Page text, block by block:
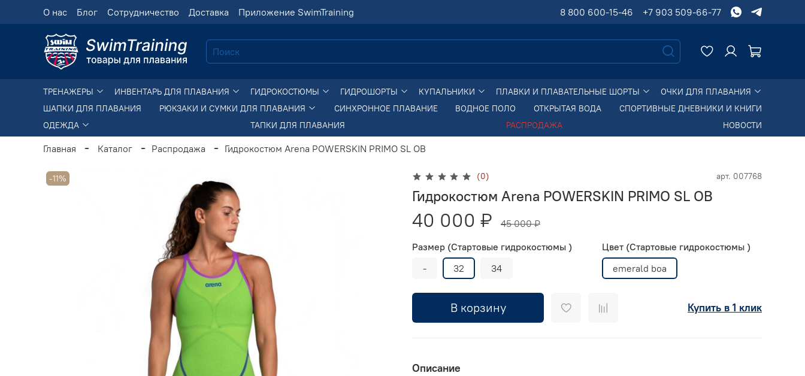
О нас Блог Сотрудничество Доставка Приложение SwimTraining 8 800 600-15-46 +7 903 509-66-77
ТРЕНАЖЕРЫ ИНВЕНТАРЬ ДЛЯ ПЛАВАНИЯ ГИДРОКОСТЮМЫ ГИДРОШОРТЫ КУПАЛЬНИКИ ПЛАВКИ И ПЛАВАТЕЛЬНЫЕ ШОРТЫ
ОЧКИ ДЛЯ ПЛАВАНИЯ
ШАПКИ ДЛЯ ПЛАВАНИЯ
РЮКЗАКИ И СУМКИ ДЛЯ ПЛАВАНИЯ СИНХРОННОЕ ПЛАВАНИЕ ВОДНОЕ ПОЛО ОТКРЫТАЯ ВОДА
СПОРТИВНЫЕ ДНЕВНИКИ И КНИГИ
ОДЕЖДА
ТАПКИ ДЛЯ ПЛАВАНИЯ РАСПРОДАЖА НОВОСТИ
Главная Каталог Распродажа Гидрокостюм Arena POWERSKIN PRIMO SL OB
-11% (0) арт. 007768
Гидрокостюм Arena POWERSKIN PRIMO SL OB
40 000 ₽
45 000 ₽
Размер (Стартовые гидрокостюмы )
-
32 34
Цвет (Стартовые гидрокостюмы )
emerald boa
В корзину Купить в 1 клик
Описание